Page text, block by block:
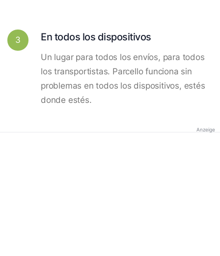
3 En todos los dispositivos
Un lugar para todos los envíos, para todos
los transportistas. Parcello funciona sin
problemas en todos los dispositivos, estés
donde estés.
Anzeige